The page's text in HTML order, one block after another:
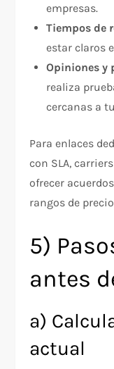
empresas.
Tiempos de
estar claros
Opiniones y
realiza
cercanas a
Para enlaces
con SLA,
ofrecer
rangos de
5)
antes
a)
actual